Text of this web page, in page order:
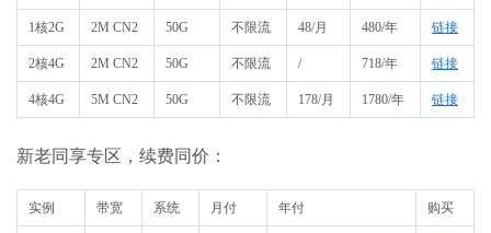
1核2G 2M CN2 50G 不限流 48/月 480/年 链接
2核4G 2M CN2 50G 不限流 / 718/年 链接
4核4G 5M CN2 50G 不限流 178/月 1780/年 链接
新老同享专区，续费同价：
实例 带宽 系统 月付 年付 购买